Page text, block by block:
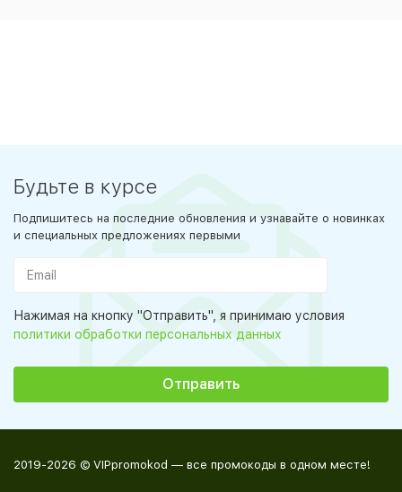
Будьте в курсе
Подпишитесь на последние обновления и узнавайте о новинках
и специальных предложениях первыми
Нажимая на кнопку "Отправить", я принимаю условия
политики обработки персональных данных
2019-2026 © VIPpromokod — все промокоды в одном месте!